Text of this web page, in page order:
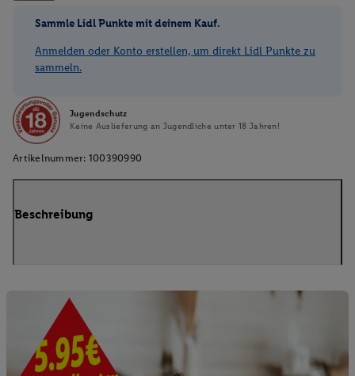
Sammle Lidl Punkte mit deinem Kauf.
Anmelden oder Konto erstellen, um direkt Lidl Punkte zu
sammeln.
Jugendschutz
Keine Auslieferung an Jugendliche unter 18 Jahren!
Artikelnummer: 100390990
Beschreibung